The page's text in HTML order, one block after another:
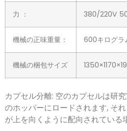
力 ： 380/220V
機械の正味重量： 600キログラ
機械の梱包サイズ
カプセル分離: 空のカプセルは研
のホッパーにロードされます, そ
が上を向くように配向されている